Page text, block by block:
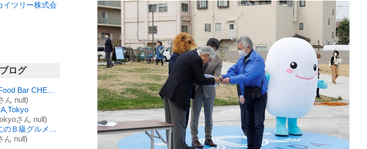
イツリー株式会
ログ
ん null)
さん null)
ん null)